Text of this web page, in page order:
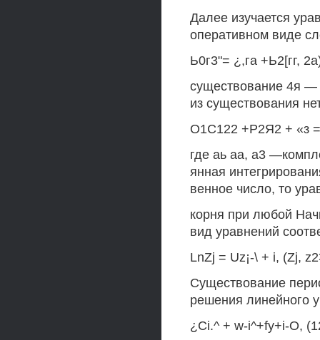
Далее изучается
оперативном виде
Ь0г3"= ¿,га +Ь2[гг,
существование 4я —
из существования
О1С122 +Р2Я2 + «з
где аь аа, а3
янная
венное число, то
корня при любой
вид уравнений
LnZj = Uz¡-\ + i, (Zj,
Существование
решения линейного
¿Ci.^ + w-i^+fy+i-O,